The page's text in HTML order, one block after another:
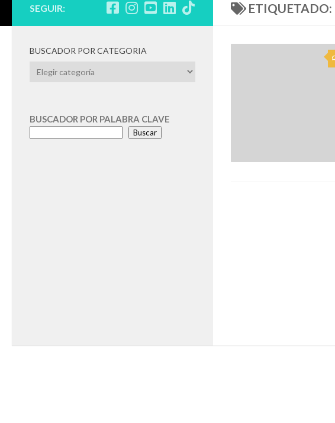
ETIQUETADO:
SEGUIR:
BUSCADOR POR CATEGORIA
BUSCADOR
BUSCADOR POR PALABRA CLAVE
Buscar